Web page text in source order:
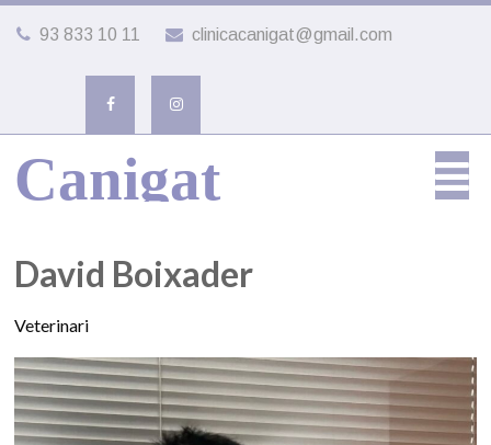
93 833 10 11 clinicacanigat@gmail.com
Canigat
David Boixader
Veterinari